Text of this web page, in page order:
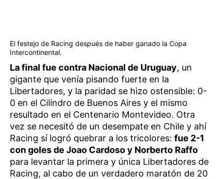
El festejo de Racing después de haber ganado la Copa
Intercontinental.
La final fue contra Nacional de Uruguay, un
gigante que venía pisando fuerte en la
Libertadores, y la paridad se hizo ostensible: 0-
0 en el Cilindro de Buenos Aires y el mismo
resultado en el Centenario Montevideo. Otra
vez se necesitó de un desempate en Chile y ahí
Racing sí logró quebrar a los tricolores: fue 2-1
con goles de Joao Cardoso y Norberto Raffo
para levantar la primera y única Libertadores de
Racing, al cabo de un verdadero maratón de 20